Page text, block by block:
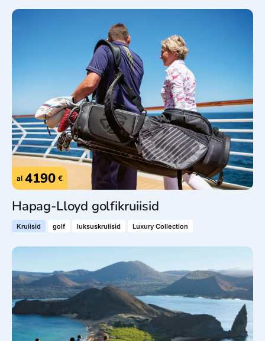
al 4190 €
Hapag-Lloyd golfikruiisid
Kruiisid golf luksuskruiisid Luxury Collection